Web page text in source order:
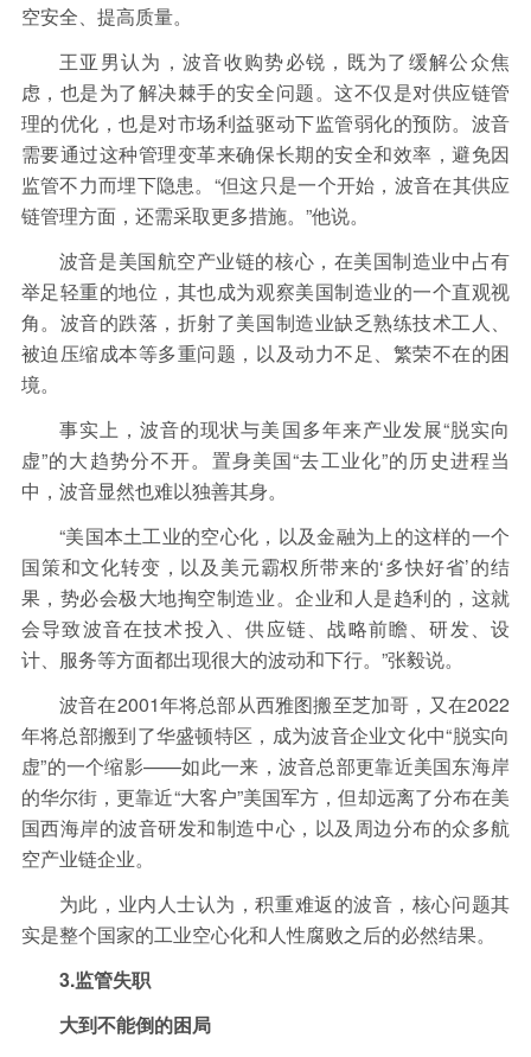
空安全、提高质量。
王亚男认为，波音收购势必锐，既为了缓解公众焦
虑，也是为了解决棘手的安全问题。这不仅是对供应链管
理的优化，也是对市场利益驱动下监管弱化的预防。波音
需要通过这种管理变革来确保长期的安全和效率，避免因
监管不力而埋下隐患。“但这只是一个开始，波音在其供应
链管理方面，还需采取更多措施。”他说。
波音是美国航空产业链的核心，在美国制造业中占有
举足轻重的地位，其也成为观察美国制造业的一个直观视
角。波音的跌落，折射了美国制造业缺乏熟练技术工人、
被迫压缩成本等多重问题，以及动力不足、繁荣不在的困
境。
事实上，波音的现状与美国多年来产业发展“脱实向
虚”的大趋势分不开。置身美国“去工业化”的历史进程当
中，波音显然也难以独善其身。
“美国本土工业的空心化，以及金融为上的这样的一个
国策和文化转变，以及美元霸权所带来的‘多快好省’的结
果，势必会极大地掏空制造业。企业和人是趋利的，这就
会导致波音在技术投入、供应链、战略前瞻、研发、设
计、服务等方面都出现很大的波动和下行。”张毅说。
波音在2001年将总部从西雅图搬至芝加哥，又在2022
年将总部搬到了华盛顿特区，成为波音企业文化中“脱实向
虚”的一个缩影——如此一来，波音总部更靠近美国东海岸
的华尔街，更靠近“大客户”美国军方，但却远离了分布在美
国西海岸的波音研发和制造中心，以及周边分布的众多航
空产业链企业。
为此，业内人士认为，积重难返的波音，核心问题其
实是整个国家的工业空心化和人性腐败之后的必然结果。
3.监管失职
大到不能倒的困局